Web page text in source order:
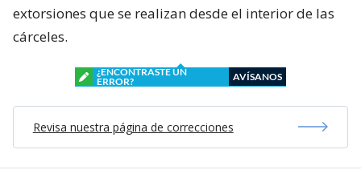
extorsiones que se realizan desde el interior de las
cárceles.
¿ENCONTRASTE UN
ERROR?
AVÍSANOS
Revisa nuestra página de correcciones